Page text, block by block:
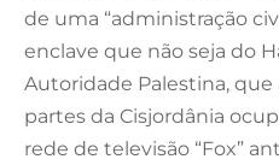
de uma “administração
enclave que não seja do
Autoridade Palestina,
partes da Cisjordânia
rede de televisão “Fox”